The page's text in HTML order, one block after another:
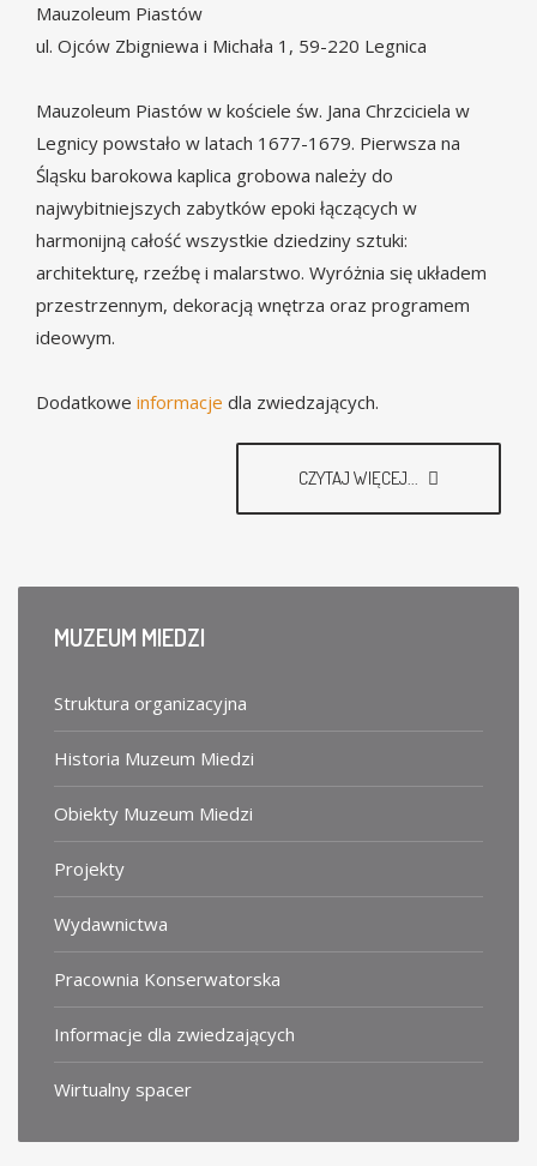
Mauzoleum Piastów
ul. Ojców Zbigniewa i Michała 1, 59-220 Legnica
Mauzoleum Piastów w kościele św. Jana Chrzciciela w
Legnicy powstało w latach 1677-1679. Pierwsza na
Śląsku barokowa kaplica grobowa należy do
najwybitniejszych zabytków epoki łączących w
harmonijną całość wszystkie dziedziny sztuki:
architekturę, rzeźbę i malarstwo. Wyróżnia się układem
przestrzennym, dekoracją wnętrza oraz programem
ideowym.
Dodatkowe informacje dla zwiedzających.
CZYTAJ WIĘCEJ...
MUZEUM MIEDZI
Struktura organizacyjna
Historia Muzeum Miedzi
Obiekty Muzeum Miedzi
Projekty
Wydawnictwa
Pracownia Konserwatorska
Informacje dla zwiedzających
Wirtualny spacer